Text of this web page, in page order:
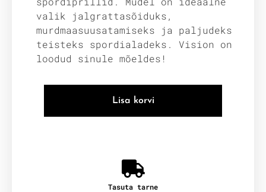
valik jalgrattasõiduks,
murdmaasuusatamiseks ja paljudeks
teisteks spordialadeks. Vision on
loodud sinule mõeldes!
Lisa korvi
Tasuta tarne